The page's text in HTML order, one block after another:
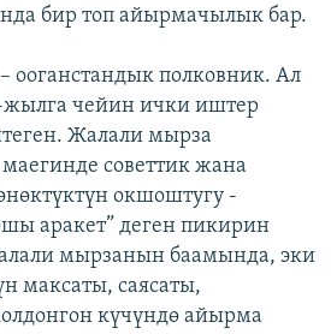
бир топ айырмачылык бар.
ооганстандык полковник. Ал
чейин ички иштер
Жалали мырза
маегинде советтик жана
окшоштугу -
аракет” деген пикирин
мырзанын баамында, эки
максаты, саясаты,
күчүндө айырма